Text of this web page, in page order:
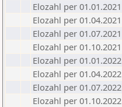
Elozahl per 01.01.2021
Elozahl per 01.04.2021
Elozahl per 01.07.2021
Elozahl per 01.10.2021
Elozahl per 01.01.2022
Elozahl per 01.04.2022
Elozahl per 01.07.2022
Elozahl per 01.10.2022